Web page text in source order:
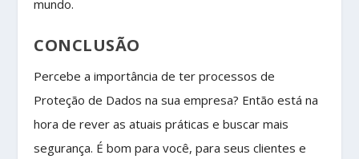
mundo.
CONCLUSÃO
Percebe a importância de ter processos de
Proteção de Dados na sua empresa? Então está na
hora de rever as atuais práticas e buscar mais
segurança. É bom para você, para seus clientes e